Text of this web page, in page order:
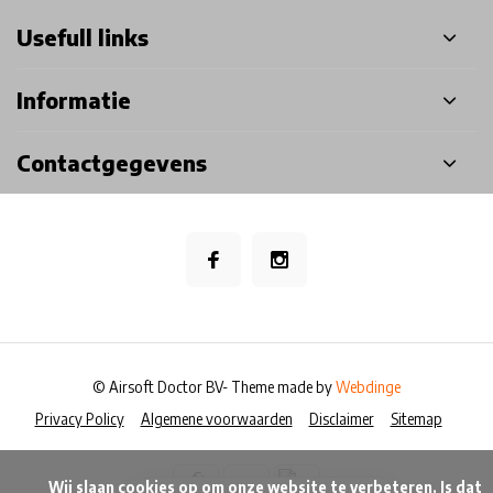
Usefull links
Informatie
Contactgegevens
Privacy Policy Algemene voorwaarden Disclaimer Sitemap
© Airsoft Doctor BV- Theme made byWebdinge